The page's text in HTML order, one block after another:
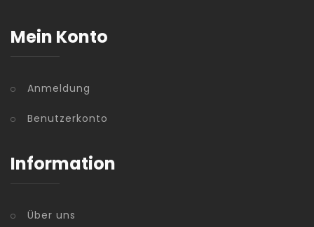
Mein Konto
Anmeldung
Benutzerkonto
Information
Über uns